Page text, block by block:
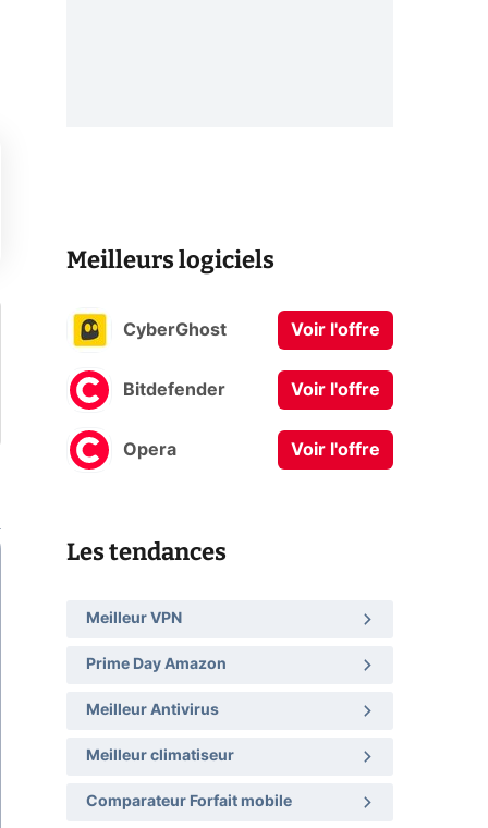
Meilleurs logiciels
CyberGhost Voir l'offre
Bitdefender Voir l'offre
Opera Voir l'offre
Les tendances
Meilleur VPN
Prime Day Amazon
Meilleur Antivirus
Meilleur climatiseur
Comparateur Forfait mobile